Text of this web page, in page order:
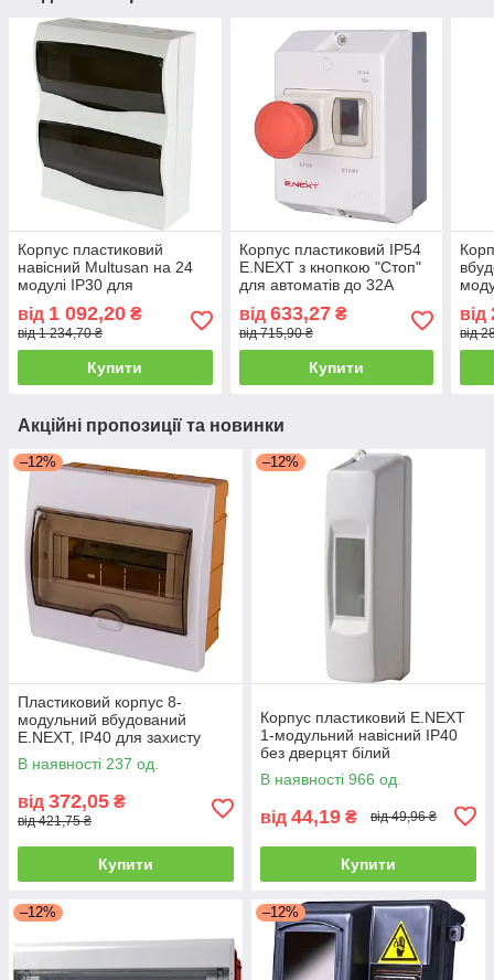
Корпус пластиковий
навісний Multusan на 24
модулі IP30 для
від 1 092,20 ₴
від 1 234,70 ₴
Купити
Корпус пластиковий IP54
E.NEXT з кнопкою "Стоп"
для автоматів до 32А
від 633,27₴
від 715,90 ₴
Купити
від
від
Акційні пропозиції та новинки
–12%
Пластиковий корпус 8-
модульний вбудований
E.NEXT, IP40 для захисту
електрообладнання
В наявності 237 од.
від 372,05 ₴
від 421,75 ₴
Купити
–12%
Корпус пластиковий E.NEXT
1-модульний навісний IP40
без дверцят білий
В наявності 966 од.
від 44,19 ₴ від 49,96 ₴
Купити
–12% –12%